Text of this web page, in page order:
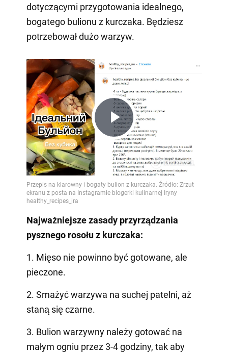
dotyczącymi przygotowania idealnego,
bogatego bulionu z kurczaka. Będziesz
potrzebował dużo warzyw.
Play
Video
Najważniejsze zasady przyrządzania
pysznego rosołu z kurczaka:
1. Mięso nie powinno być gotowane, ale
pieczone.
2. Smażyć warzywa na suchej patelni, aż
staną się czarne.
3. Bulion warzywny należy gotować na
małym ogniu przez 3-4 godziny, tak aby